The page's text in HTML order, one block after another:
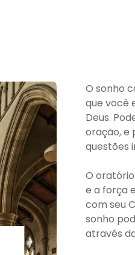
O sonho
que você
Deus.
oração, e
questões
O
e a força
com seu
sonho
através